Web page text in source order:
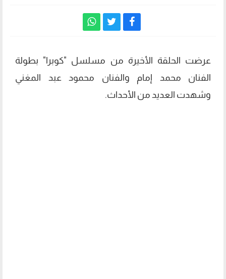
عرضت الحلقة الأخيرة من مسلسل "كوبرا" بطولة
الفنان محمد إمام والفنان محمود عبد المغني
وشهدت العديد من الأحداث.